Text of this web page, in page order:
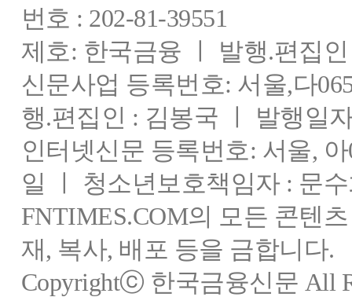
번호 : 202-81-39551
제호: 한국금융 ㅣ 발행.편집
신문사업 등록번호: 서울,다
행.편집인 : 김봉국 ㅣ 발행일
인터넷신문 등록번호: 서울,
일 ㅣ 청소년보호책임자 : 문
FNTIMES.COM의 모든 콘텐
재, 복사, 배포 등을 금합니다.
Copyrightⓒ 한국금융신문 All